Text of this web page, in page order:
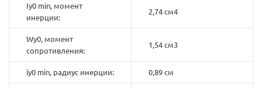
Iy0 min, момент
инерции:
2,74 см4
Wy0, момент
сопротивления:
1,54 см3
iy0 min, радиус инерции: 0,89 см